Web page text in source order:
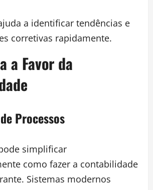
a identificar tendências e
corretivas rapidamente.
a Favor da
Processos
simplificar
como fazer a contabilidade
Sistemas modernos